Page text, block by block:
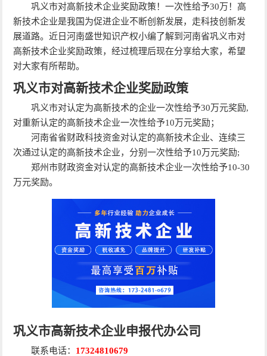
巩义市对高新技术企业奖励政策！一次性给予30万！高
新技术企业是我国为促进企业不断创新发展，走科技创新发
展道路。近日河南盛世知识产权小编了解到河南省巩义市对
高新技术企业奖励政策，经过梳理后现在分享给大家，希望
对大家有所帮助。
巩义市对高新技术企业奖励政策
巩义市对认定为高新技术的企业一次性给予30万元奖励,
对重新认定的高新技术企业一次性给予10万元奖励；
河南省省财政科技资金对认定的高新技术企业、连续三
次通过认定的高新技术企业，分别一次性给予10万元奖励;
郑州市财政资金对认定的高新技术企业一次性给予10-30
万元奖励。
巩义市高新技术企业申报代办公司
联系电话： 17324810679